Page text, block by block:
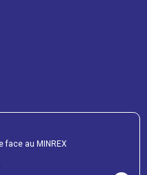
face au MINREX